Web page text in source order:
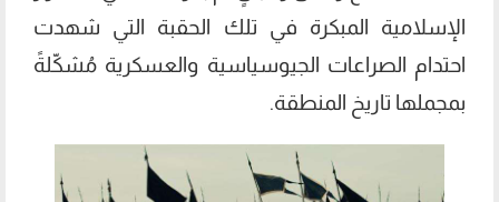
الإسلامية المبكرة في تلك الحقبة التي شهدت
احتدام الصراعات الجيوسياسية والعسكرية مُشكّلةً
بمجملها تاريخ المنطقة.